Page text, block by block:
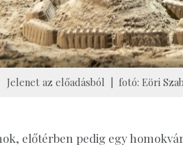
Jelenet az előadásból | fotó: Eöri
előtérben pedig egy